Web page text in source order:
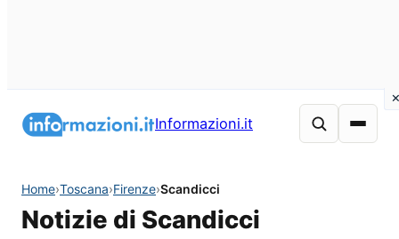
Informazioni.it
Home›Toscana›Firenze›Scandicci
Notizie di Scandicci